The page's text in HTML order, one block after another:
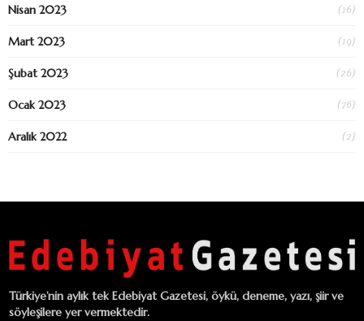
Nisan 2023 (16)
Mart 2023 (19)
Şubat 2023 (26)
Ocak 2023 (76)
Aralık 2022 (2)
Türkiye’nin aylık tek Edebiyat Gazetesi, öykü, deneme, yazı, şiir ve
söyleşilere yer vermektedir.